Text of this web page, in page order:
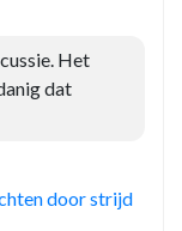
Het
dat
door strijd